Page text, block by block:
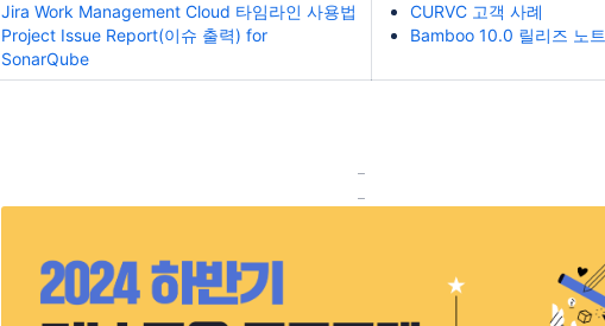
Jira Work Management Cloud 타임라인 사용법
Project Issue Report(이슈 출력) for
SonarQube
CURVC 고객 사례
Bamboo 10.0 릴리즈 노트